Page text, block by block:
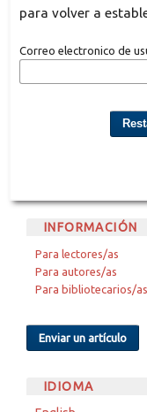
para volver a
Correo electronico de
INFORMACIÓN
Para lectores/as
Para autores/as
Para bibliotecarios/as
Enviar un artículo
IDIOMA